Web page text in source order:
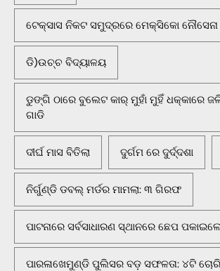
ଟେକ୍ସାସ ନିକଟ ସମୁଦ୍ରରେ ମେକ୍ସିକୋ ନୌସେନା
ଡି)ଉଚ୍ଚ ବିଦ୍ୟାଳୟ
ଡୁଙ୍ଗି ଠାରେ ବୁଲେଟ କାର୍ ମୁହାଁ ମୁହିଁ ଧକ୍କାରେ
ଗାଡି
ଦୀର୍ଘ ମାସ ବିତିଲା ଦୁର୍ଗମ ରେ ଦୁର୍ଦ୍ଦଶା
ନିର୍ଗୁଣ୍ଡି ଡବଲ୍ ମର୍ଡର ମାମଲା: ୩ ଗିରଫ
ପାଟନାରେ ସର୍ବସାଧାରଣ ସ୍ଥାନରେ ଛେପ
ପାରଳାଖେମୁଣ୍ଡି ପୁଲିସର ବଡ଼ ସଫଳତା: ୪ଟି ଚୋରି